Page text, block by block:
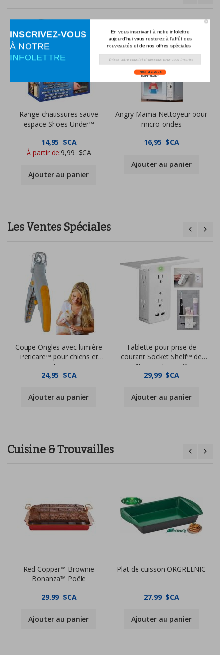
INSCRIVEZ-VOUS
À NOTRE
INFOLETTRE
En vous inscrivant à notre infolettre
aujourd'hui vous resterez à l'affût des
nouveautés et de nos offres spéciales !
INSCRIVEZ-VOUS
MAINTENANT
Range-chaussures sauve
espace Shoes Under™
14,95 $CA
À partir de 9,99 $CA
Ajouter au panier
Angry Mama Nettoyeur pour
micro-ondes
16,95 $CA
Ajouter au panier
Les Ventes Spéciales
Coupe Ongles avec lumière
Peticare™ pour chiens et
chats
24,95 $CA
Ajouter au panier
Tablette pour prise de
courant Socket Shelf™ de
Sharper Image®
29,99 $CA
Ajouter au panier
Cuisine & Trouvailles
Red Copper™ Brownie
Bonanza™ Poêle
29,99 $CA
Ajouter au panier
Plat de cuisson ORGREENIC
27,99 $CA
Ajouter au panier